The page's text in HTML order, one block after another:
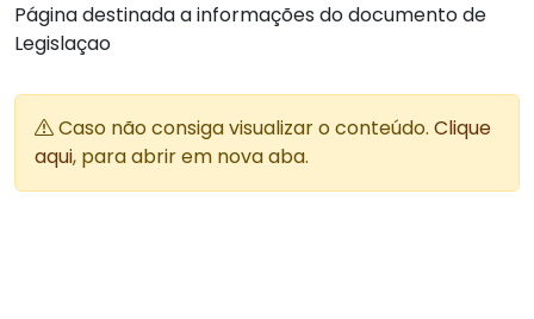
Página destinada a informações do documento de
Legislaçao
Caso não consiga visualizar o conteúdo. Clique
aqui, para abrir em nova aba.